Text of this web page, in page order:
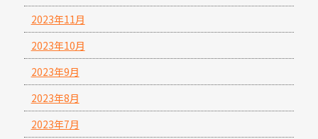
2023年11月
2023年10月
2023年9月
2023年8月
2023年7月